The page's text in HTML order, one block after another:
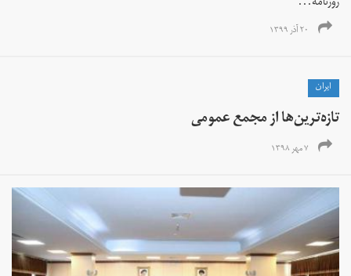
۲۰ آذر ۱۳۹۹
ايران
تازه‌ترین‌ها از مجمع عمومی
۷ مهر ۱۳۹۸